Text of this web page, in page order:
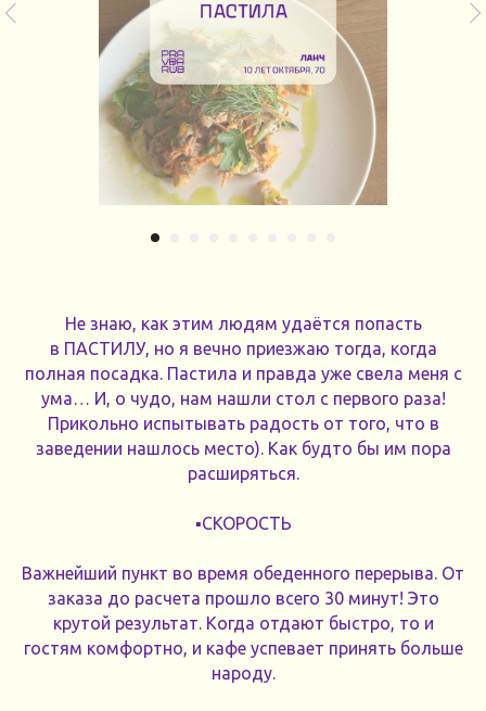
Не знаю, как этим людям удаётся попасть
в ПАСТИЛУ, но я вечно приезжаю тогда, когда
полная посадка. Пастила и правда уже свела меня с
ума… И, о чудо, нам нашли стол с первого раза!
Прикольно испытывать радость от того, что в
заведении нашлось место). Как будто бы им пора
расширяться.
▪️СКОРОСТЬ
Важнейший пункт во время обеденного перерыва. От
заказа до расчета прошло всего 30 минут! Это
крутой результат. Когда отдают быстро, то и
гостям комфортно, и кафе успевает принять больше
народу.